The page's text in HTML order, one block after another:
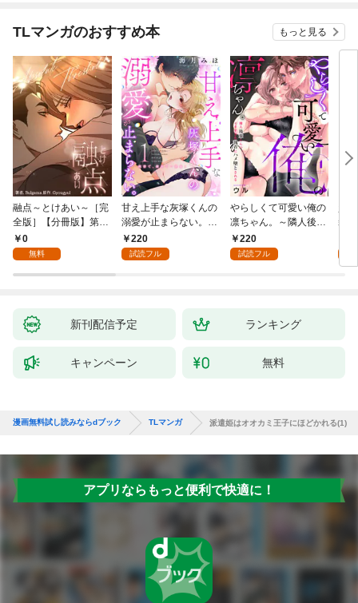
TLマンガのおすすめ本 もっと見る
融点～とけあい～［完
全版］【分冊版】第1
話0
無料
甘え上手な灰塚くんの
溺愛が止まらない。純
情で、健気で…絶倫！
(1)
220
試読フル
やらしくて可愛い俺の
凛ちゃん。～隣人後輩
くんのイキすぎた執着
にハメ堕とされる～(1)
220
試読フル
装
感
【
新刊配信予定 ランキング
キャンペーン 無料
漫画無料試し読みならdブック TLマンガ 派遣姫はオオカミ王子にほどかれる(1)
アプリならもっと便利で快適に！